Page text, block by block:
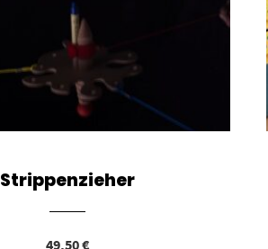
Strippenzieher
49,50€